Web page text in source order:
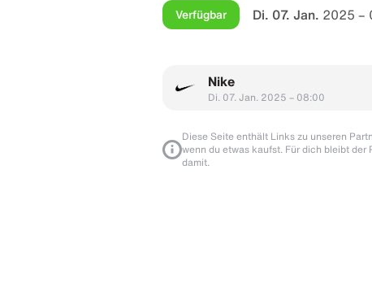
Verfügbar Di. 07. Jan. 2025 –
Nike
Di. 07. Jan. 2025 – 08:00
Diese Seite enthält Links zu unseren
wenn du etwas kaufst. Für dich bleibt der
damit.